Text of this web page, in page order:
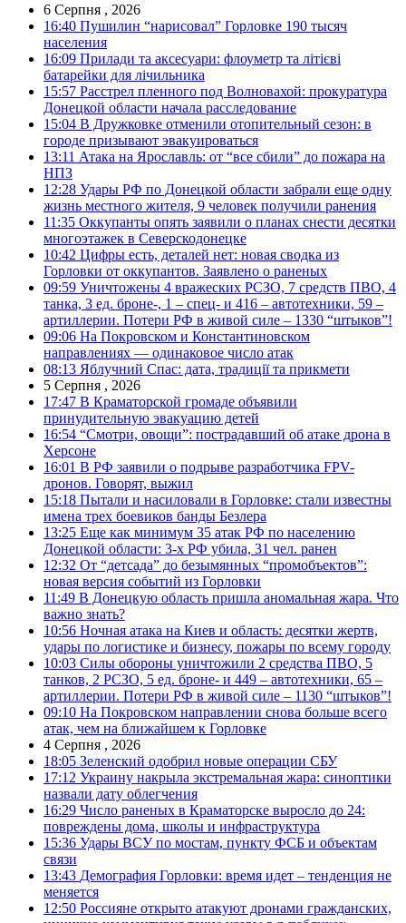
6 Серпня , 2026
16:40 Пушилин “нарисовал” Горловке 190 тысяч
населения
16:09 Прилади та аксесуари: флоуметр та літієві
батарейки для лічильника
15:57 Расстрел пленного под Волновахой: прокуратура
Донецкой области начала расследование
15:04 В Дружковке отменили отопительный сезон: в
городе призывают эвакуироваться
13:11 Атака на Ярославль: от “все сбили” до пожара на
НПЗ
12:28 Удары РФ по Донецкой области забрали еще одну
жизнь местного жителя, 9 человек получили ранения
11:35 Оккупанты опять заявили о планах снести десятки
многоэтажек в Северскодонецке
10:42 Цифры есть, деталей нет: новая сводка из
Горловки от оккупантов. Заявлено о раненых
09:59 Уничтожены 4 вражеских РСЗО, 7 средств ПВО, 4
танка, 3 ед. броне-, 1 – спец- и 416 – автотехники, 59 –
артиллерии. Потери РФ в живой силе – 1330 “штыков”!
09:06 На Покровском и Константиновском
направлениях — одинаковое число атак
08:13 Яблучний Спас: дата, традиції та прикмети
5 Серпня , 2026
17:47 В Краматорской громаде объявили
принудительную эвакуацию детей
16:54 “Смотри, овощи”: пострадавший об атаке дрона в
Херсоне
16:01 В РФ заявили о подрыве разработчика FPV-
дронов. Говорят, выжил
15:18 Пытали и насиловали в Горловке: стали известны
имена трех боевиков банды Безлера
13:25 Еще как минимум 35 атак РФ по населению
Донецкой области: 3-х РФ убила, 31 чел. ранен
12:32 От “детсада” до безымянных “промобъектов”:
новая версия событий из Горловки
11:49 В Донецкую область пришла аномальная жара. Что
важно знать?
10:56 Ночная атака на Киев и область: десятки жертв,
удары по логистике и бизнесу, пожары по всему городу
10:03 Силы обороны уничтожили 2 средства ПВО, 5
танков, 2 РСЗО, 5 ед. броне- и 449 – автотехники, 65 –
артиллерии. Потери РФ в живой силе – 1130 “штыков”!
09:10 На Покровском направлении снова больше всего
атак, чем на ближайшем к Горловке
4 Серпня , 2026
18:05 Зеленский одобрил новые операции СБУ
17:12 Украину накрыла экстремальная жара: синоптики
назвали дату облегчения
16:29 Число раненых в Краматорске выросло до 24:
повреждены дома, школы и инфраструктура
15:36 Удары ВСУ по мостам, пункту ФСБ и объектам
связи
13:43 Демография Горловки: время идет – тенденция не
меняется
12:50 Россияне открыто атакуют дронами гражданских,